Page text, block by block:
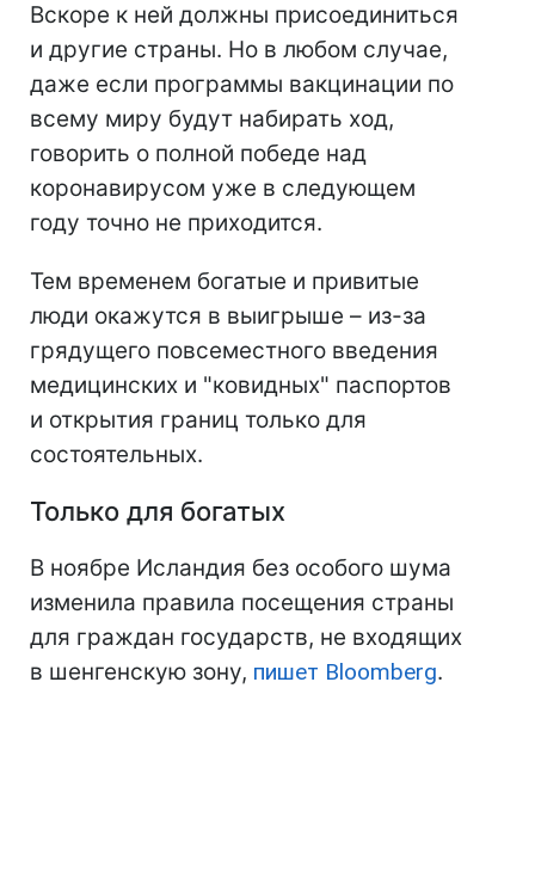
Вскоре к ней должны присоединиться
и другие страны. Но в любом случае,
даже если программы вакцинации по
всему миру будут набирать ход,
говорить о полной победе над
коронавирусом уже в следующем
году точно не приходится.
Тем временем богатые и привитые
люди окажутся в выигрыше – из-за
грядущего повсеместного введения
медицинских и "ковидных" паспортов
и открытия границ только для
состоятельных.
Только для богатых
В ноябре Исландия без особого шума
изменила правила посещения страны
для граждан государств, не входящих
в шенгенскую зону, пишет Bloomberg.